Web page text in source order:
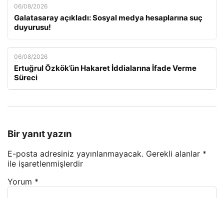
06/08/2026
Galatasaray açıkladı: Sosyal medya hesaplarına suç
duyurusu!
06/08/2026
Ertuğrul Özkök’ün Hakaret İddialarına İfade Verme
Süreci
Bir yanıt yazın
E-posta adresiniz yayınlanmayacak. Gerekli alanlar *
ile işaretlenmişlerdir
Yorum *